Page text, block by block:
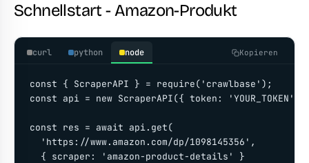
Schnellstart - Amazon-Produkt
curl python node Kopieren
const { ScraperAPI } = require('crawlbase');
const api = new ScraperAPI({ token: 'YOUR_TOKEN'
const res = await api.get(
  'https://www.amazon.com/dp/1098145356',
  { scraper: 'amazon-product-details' }